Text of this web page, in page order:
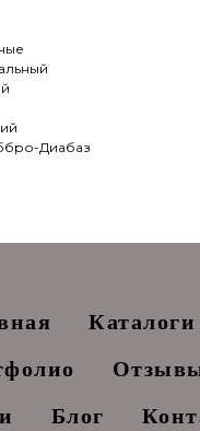
Диабаз
Каталоги
Блог